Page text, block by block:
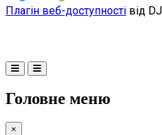
Плагін веб-доступності від
Головне меню
×